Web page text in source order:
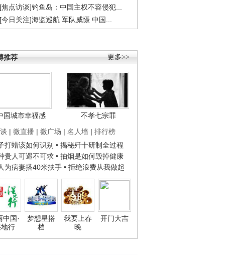
[焦点访谈]钓鱼岛：中国主权不容侵犯...
[今日关注]海监巡航 军队威慑 中国...
更多>>
推荐
国城市幸福感
不孝七宗罪
| 微直播 | 微广场 | 名人墙 | 排行榜
打蜡该如何识别 • 揭秘歼十研制全过程
贵人可遇不可求 • 抽烟是如何毁掉健康
为病妻搭40米扶手 • 拒绝浪费从我做起
中国·
行
梦想星搭
档
我要上春
晚
开门大吉